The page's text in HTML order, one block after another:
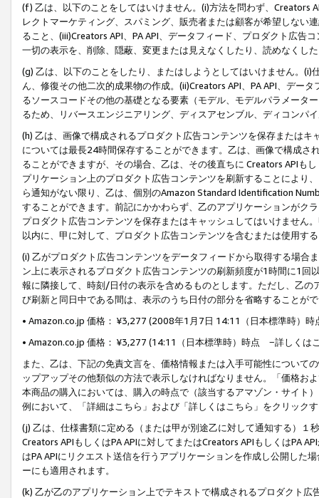
(f) 乙は、以下のことをしてはいけません。(i)方法を問わず、Creators
レクトマーケティング、スパミング、販売者または顧客が希望しない
ること、(iii)Creators API、PA API、データフィード、プロダクト広告
一切の表示を、削除、隠蔽、変更または見えなくしたり、読めなくし
(g) 乙は、以下のことをしたり、またはしようとしてはいけません。
ん、修復その他二次的成果物の作成。(ii)Creators API、PA API、デー
るソースコードその他の基礎となる要素（モデル、モデルパラメータ
るため、リバースエンジニアリング、ディスアセンブル、ディコンパ
(h) 乙は、画像で構成されるプロダクト広告コンテンツを保存または
については最長24時間保存することができます。乙は、画像で構成
ることができますが、その場合、乙は、その後直ちに Creators APIも
プリケーション上のプロダクト広告コンテンツを刷新することにより
ら通知がない限り、乙は、個別のAmazon Standard Identification
することができます。前記にかかわらず、乙のアプリケーションがク
プロダクト広告コンテンツを保存またはキャッシュしてはいけません
以内に、甲に対して、プロダクト広告コンテンツを含むまたは使用す
(i) 乙がプロダクト広告コンテンツをデータフィードから取得する場合
ン上に表示されるプロダクト広告コンテンツの刷新頻度が1時間に1
報に隣接して、時刻/日付の表示を含めるものとします。ただし、乙
び刷新と同日中である間は、表示のうち日付の部分を省略することが
• Amazon.co.jp 価格： ¥3,277 (2008年1月7日 14:11（日本標準時）
• Amazon.co.jp 価格： ¥3,277 (14:11（日本標準時）時点 −詳しくは
また、乙は、下記の免責文言を、価格情報または入手可能性について
ップアップその他類似の方法で表示しなければなりません。「価格
本商品の購入においては、購入の時点で（該当するアマゾン・サイト
例において、「詳細はこちら」および「詳しくはこちら」をクリック
(j) 乙は、仕様書類に定める（または甲が別途乙に対して通知する）
Creators APIもしくはPA APIに対してまたはCreators APIもしくはPA
はPA APIにリクエスト送信を行うアプリケーションを作成し公開した
ーにも適用されます。
(k) 乙が乙のアプリケーション上でテキストで構成されるプロダクト